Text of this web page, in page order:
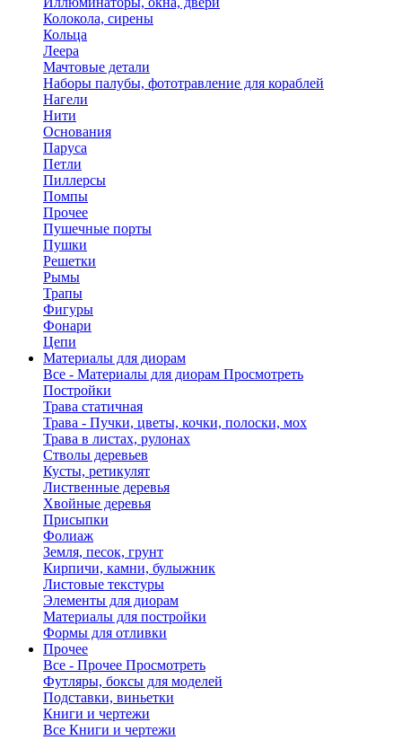
Колокола, сирены
Кольца
Леера
Мачтовые детали
Наборы палубы, фототравление для кораблей
Нагели
Нити
Основания
Паруса
Петли
Пиллерсы
Помпы
Прочее
Пушечные порты
Пушки
Решетки
Рымы
Трапы
Фигуры
Фонари
Цепи
Материалы для диорам
Все - Материалы для диорам Просмотреть
Постройки
Трава статичная
Трава - Пучки, цветы, кочки, полоски, мох
Трава в листах, рулонах
Стволы деревьев
Кусты, ретикулят
Лиственные деревья
Хвойные деревья
Присыпки
Фолиаж
Земля, песок, грунт
Кирпичи, камни, булыжник
Листовые текстуры
Элементы для диорам
Материалы для постройки
Формы для отливки
Прочее
Все - Прочее Просмотреть
Футляры, боксы для моделей
Подставки, виньетки
Книги и чертежи
Все Книги и чертежи